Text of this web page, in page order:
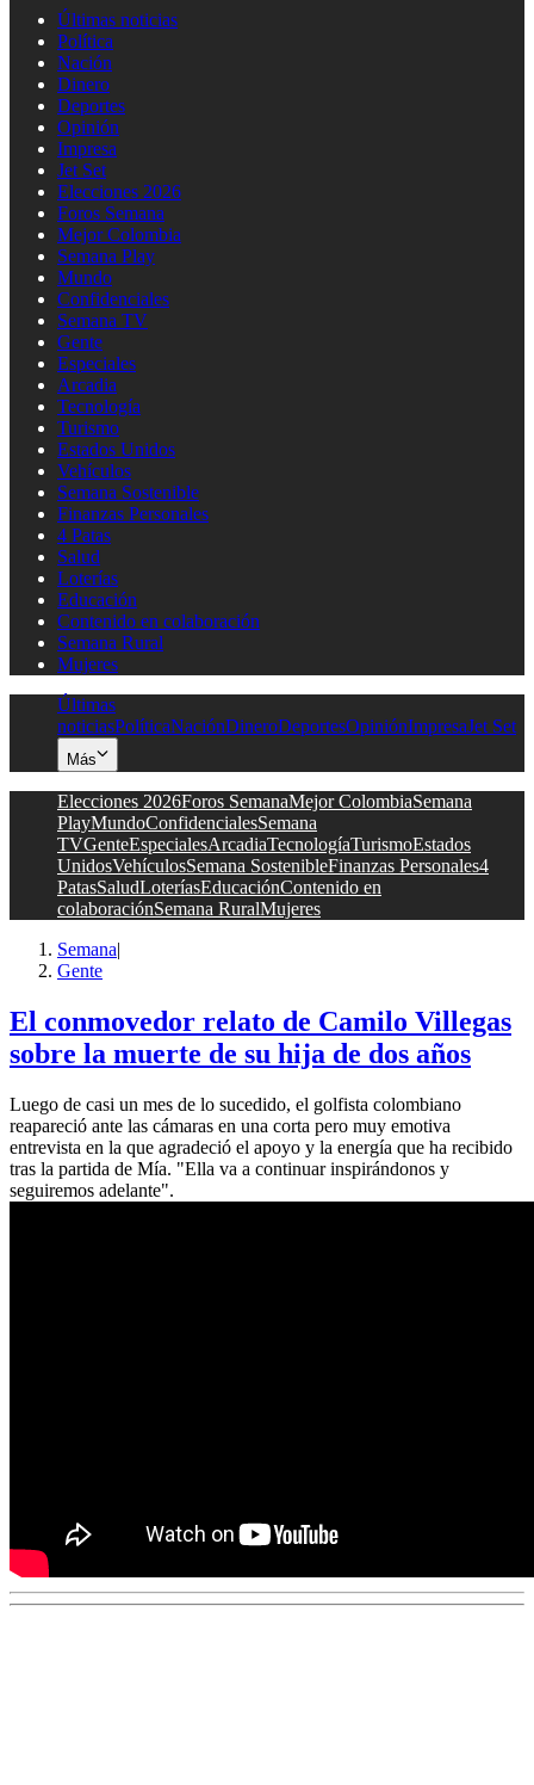
Últimas noticias
Política
Nación
Dinero
Deportes
Opinión
Impresa
Jet Set
Elecciones 2026
Foros Semana
Mejor Colombia
Semana Play
Mundo
Confidenciales
Semana TV
Gente
Especiales
Arcadia
Tecnología
Turismo
Estados Unidos
Vehículos
Semana Sostenible
Finanzas Personales
4 Patas
Salud
Loterías
Educación
Contenido en colaboración
Semana Rural
Mujeres
Últimas
noticiasPolíticaNaciónDineroDeportesOpiniónImpresaJet Set
Más
Elecciones 2026Foros SemanaMejor ColombiaSemana
PlayMundoConfidencialesSemana
TVGenteEspecialesArcadiaTecnologíaTurismoEstados
UnidosVehículosSemana SostenibleFinanzas Personales4
PatasSaludLoteríasEducaciónContenido en
colaboraciónSemana RuralMujeres
Semana|
Gente
El conmovedor relato de Camilo Villegas
sobre la muerte de su hija de dos años
Luego de casi un mes de lo sucedido, el golfista colombiano
reapareció ante las cámaras en una corta pero muy emotiva
entrevista en la que agradeció el apoyo y la energía que ha recibido
tras la partida de Mía. "Ella va a continuar inspirándonos y
seguiremos adelante".